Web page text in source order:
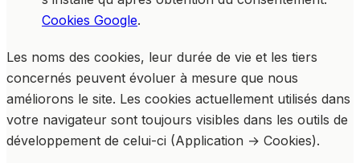
Cookies Google.
Les noms des cookies, leur durée de vie et les tiers
concernés peuvent évoluer à mesure que nous
améliorons le site. Les cookies actuellement utilisés dans
votre navigateur sont toujours visibles dans les outils de
développement de celui-ci (Application → Cookies).